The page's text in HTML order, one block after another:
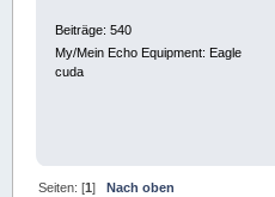
Beiträge: 540
My/Mein Echo Equipment: Eagle
cuda
Seiten: [1] Nach oben